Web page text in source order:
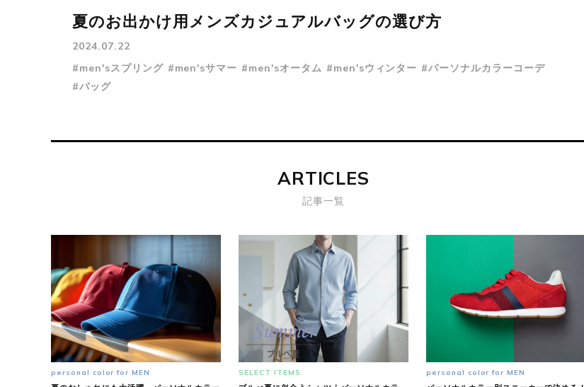
夏のお出かけ用メンズカジュアルバッグの選び方
2024.07.22
#men'sスプリング #men'sサマー #men'sオータム #men'sウィンター #パーソナルカラーコーデ
#バッグ
ARTICLES
記事一覧
personal color for MEN SELECT ITEMS personal color for MEN